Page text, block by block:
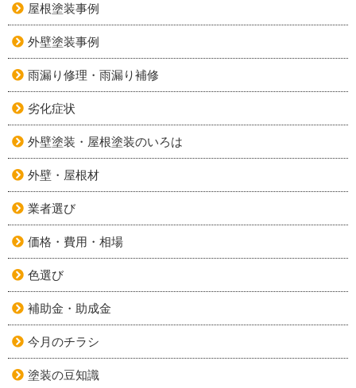
屋根塗装事例
外壁塗装事例
雨漏り修理・雨漏り補修
劣化症状
外壁塗装・屋根塗装のいろは
外壁・屋根材
業者選び
価格・費用・相場
色選び
補助金・助成金
今月のチラシ
塗装の豆知識